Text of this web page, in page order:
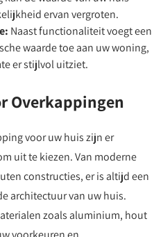
ervan vergroten.
Naast functionaliteit voegt een
waarde toe aan uw woning,
er stijlvol uitziet.
Overkappingen
voor uw huis zijn er
uit te kiezen. Van moderne
constructies, er is altijd een
architectuur van uw huis.
zoals aluminium, hout